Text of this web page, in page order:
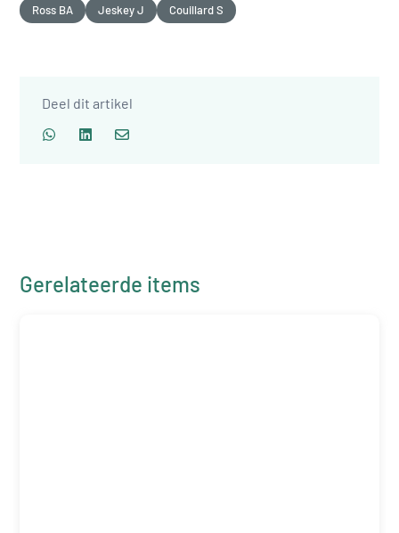
Ross BA
Jeskey J Couillard S
Deel dit artikel
Gerelateerde items